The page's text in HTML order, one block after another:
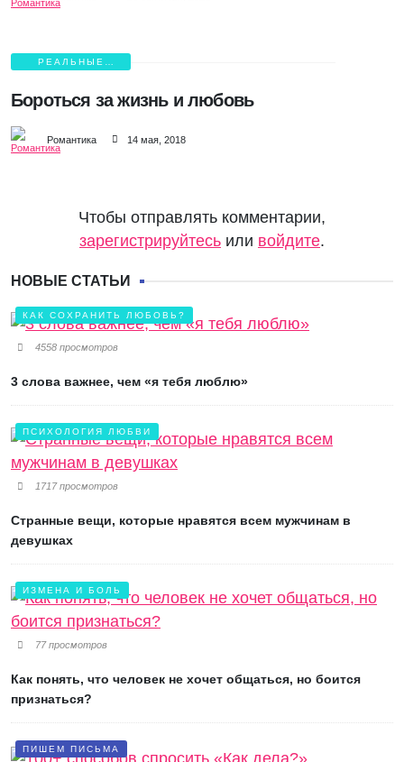
РЕАЛЬНЫЕ
Бороться за жизнь и любовь
Романтика 14 мая, 2018
Чтобы отправлять комментарии,
зарегистрируйтесь или войдите.
НОВЫЕ СТАТЬИ
КАК СОХРАНИТЬ ЛЮБОВЬ?
4558 просмотров
3 слова важнее, чем «я тебя люблю»
ПСИХОЛОГИЯ ЛЮБВИ
1717 просмотров
Странные вещи, которые нравятся всем мужчинам в
девушках
ИЗМЕНА И БОЛЬ
77 просмотров
Как понять, что человек не хочет общаться, но боится
признаться?
ПИШЕМ ПИСЬМА